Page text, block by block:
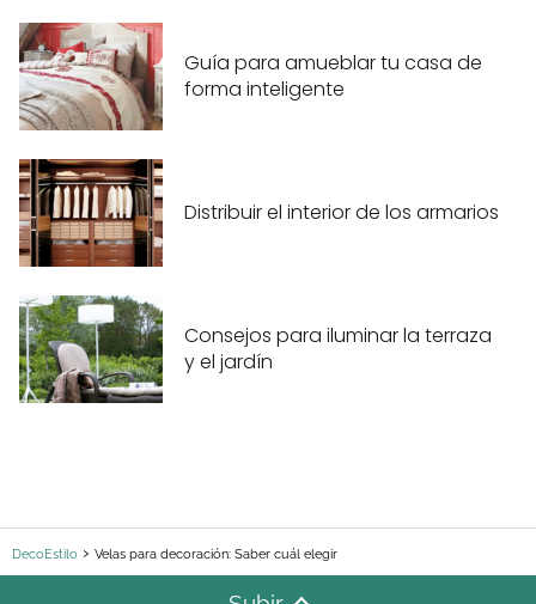
Guía para amueblar tu casa de
forma inteligente
Distribuir el interior de los armarios
Consejos para iluminar la terraza
y el jardín
DecoEstilo Velas para decoración: Saber cuál elegir